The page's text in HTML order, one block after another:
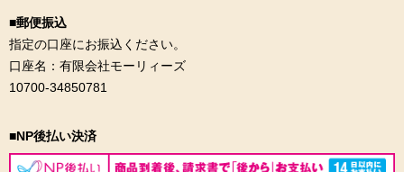
■郵便振込
指定の口座にお振込ください。
口座名：有限会社モーリィーズ
10700-34850781
■NP後払い決済